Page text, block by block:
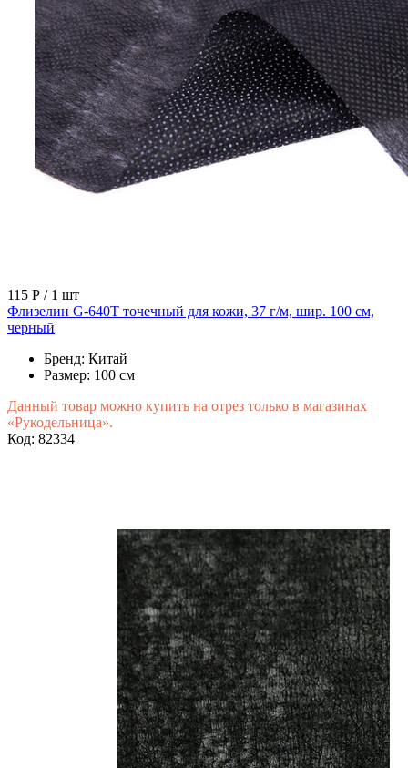
115 Р / 1 шт
Флизелин G-640T точечный для кожи, 37 г/м, шир. 100 см,
черный
Бренд: Китай
Размер: 100 см
Данный товар можно купить на отрез только в магазинах
«Рукодельница».
Код: 82334